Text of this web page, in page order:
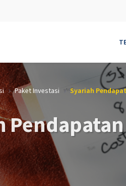
Paket Investasi Syariah